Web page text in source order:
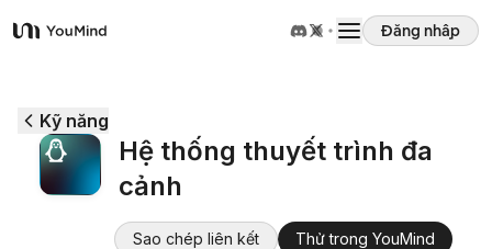
YouMind
Đăng nhập
Các trường hợp sử dụng
Kỹ năng
Hệ thống thuyết trình đa
cảnh
Sao chép liên kết
Thử trong YouMind